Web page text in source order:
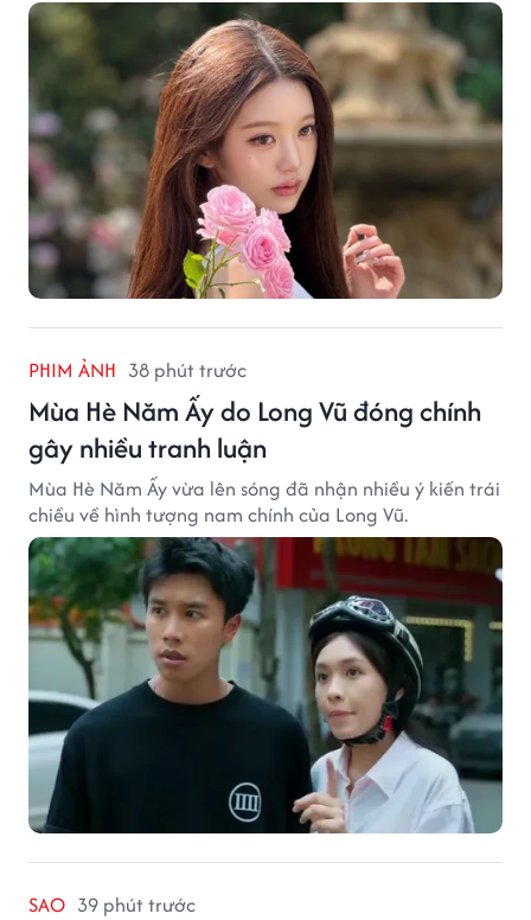
PHIM ẢNH 38 phút trước
Mùa Hè Năm Ấy do Long Vũ đóng chính
gây nhiều tranh luận
Mùa Hè Năm Ấy vừa lên sóng đã nhận nhiều ý kiến trái
chiều về hình tượng nam chính của Long Vũ.
SAO 39 phút trước